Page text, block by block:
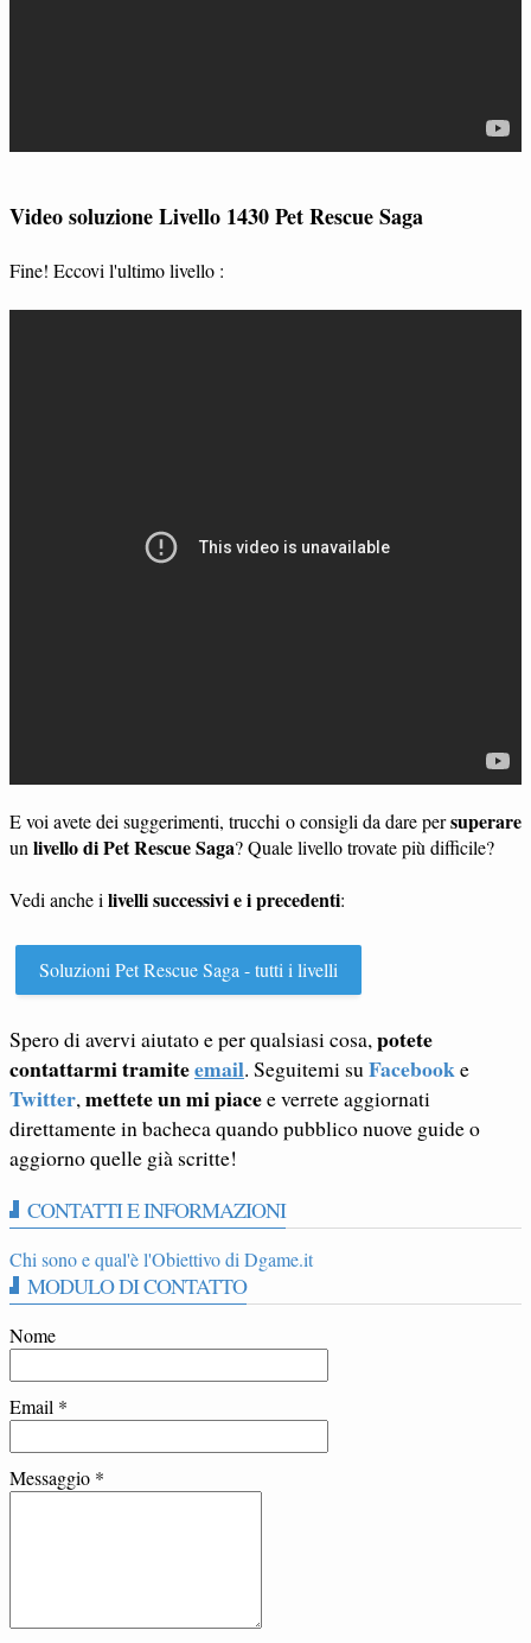
Video soluzione Livello 1430 Pet Rescue Saga
Fine! Eccovi l'ultimo livello :
E voi avete dei suggerimenti, trucchi o consigli da dare persuperare
un livello di Pet Rescue Saga? Quale livello trovate più difficile?
Vedi anche i livelli successivi e i precedenti:
Soluzioni Pet Rescue Saga - tutti i livelli
Spero di avervi aiutato e per qualsiasi cosa,potete
contattarmi tramiteemail. Seguitemi suFacebooke
Twitter,mettete un mi piacee verrete aggiornati
direttamente in bacheca quando pubblico nuove guide o
aggiorno quelle già scritte!
CONTATTI E INFORMAZIONI
Chi sono e qual'è l'Obiettivo di Dgame.it
MODULO DI CONTATTO
Nome
Email *
Messaggio *